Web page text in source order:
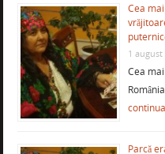
Cea
1 august
Cea
Parcă